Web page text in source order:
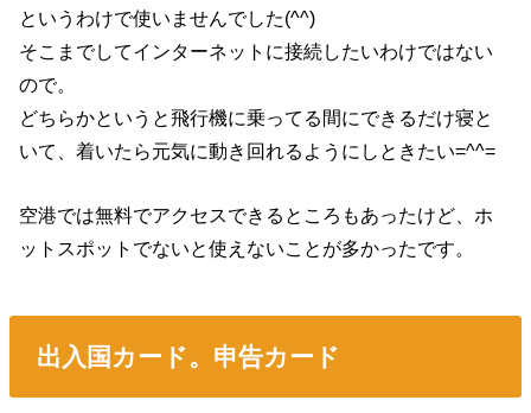
というわけで使いませんでした(^^)
そこまでしてインターネットに接続したいわけではない
ので。
どちらかというと飛行機に乗ってる間にできるだけ寝と
いて、着いたら元気に動き回れるようにしときたい=^^=
空港では無料でアクセスできるところもあったけど、ホ
ットスポットでないと使えないことが多かったです。
出入国カード。申告カード